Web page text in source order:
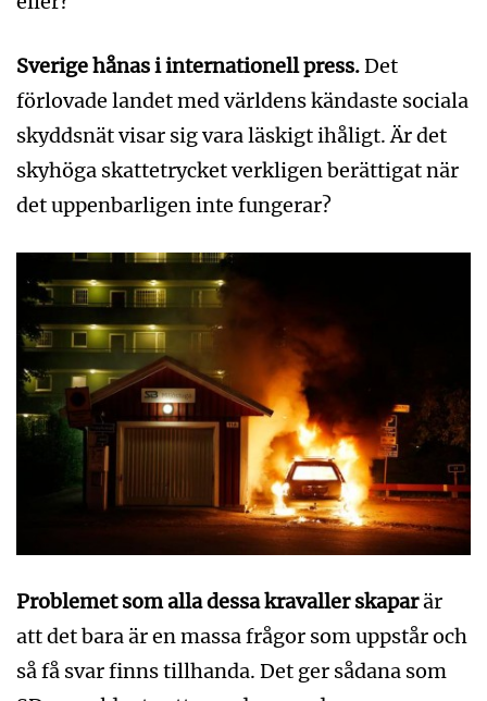
Sverige hånas i internationell press.Det
förlovade landet med världens kändaste sociala
skyddsnät visar sig vara läskigt ihåligt. Är det
skyhöga skattetrycket verkligen berättigat när
det uppenbarligen inte fungerar?
Problemet som alla dessa kravaller skaparär
att det bara är en massa frågor som uppstår och
så få svar finns tillhanda. Det ger sådana som